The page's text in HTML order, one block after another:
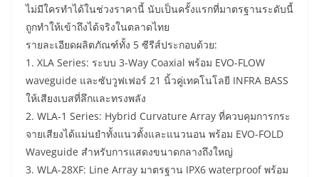
ไม่มีใครทำได้ในช่วงราคานี้ นับเป็นครั้งแรกที่มาตรฐานระดับนี้
ถูกทำให้เข้าถึงได้จริงในตลาดไทย
รายละเอียดผลิตภัณฑ์ทั้ง 5 ซีรีส์ประกอบด้วย:
1. XLA Series: ระบบ 3-Way Coaxial พร้อม EVO-FLOW
waveguide และซับวูฟเฟอร์ 21 นิ้วคู่เทคโนโลยี INFRA BASS
ให้เสียงเบสที่ลึกและทรงพลัง
2. WLA-1 Series: Hybrid Curvature Array ที่ควบคุมการกระ
จายเสียงได้แม่นยำทั้งแนวตั้งและแนวนอน พร้อม EVO-FOLD
Waveguide สำหรับการแสดงขนาดกลางถึงใหญ่
3. WLA-28XF: Line Array มาตรฐาน IPX6 waterproof พร้อม